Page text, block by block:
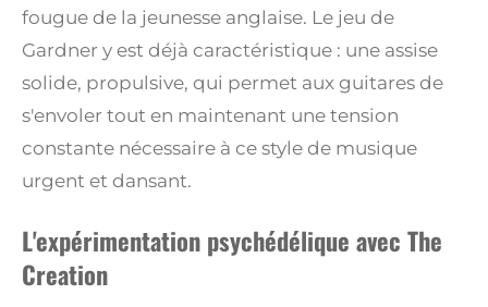
fougue de la jeunesse anglaise. Le jeu de
Gardner y est déjà caractéristique : une assise
solide, propulsive, qui permet aux guitares de
s'envoler tout en maintenant une tension
constante nécessaire à ce style de musique
urgent et dansant.
L'expérimentation psychédélique avec The
Creation